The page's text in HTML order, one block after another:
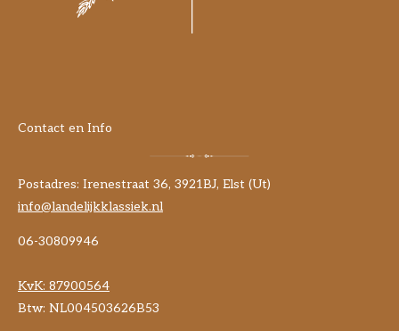
Contact en Info
Postadres: Irenestraat 36, 3921BJ, Elst (Ut)
info@landelijkklassiek.nl
06-30809946
KvK: 87900564
Btw: NL004503626B53